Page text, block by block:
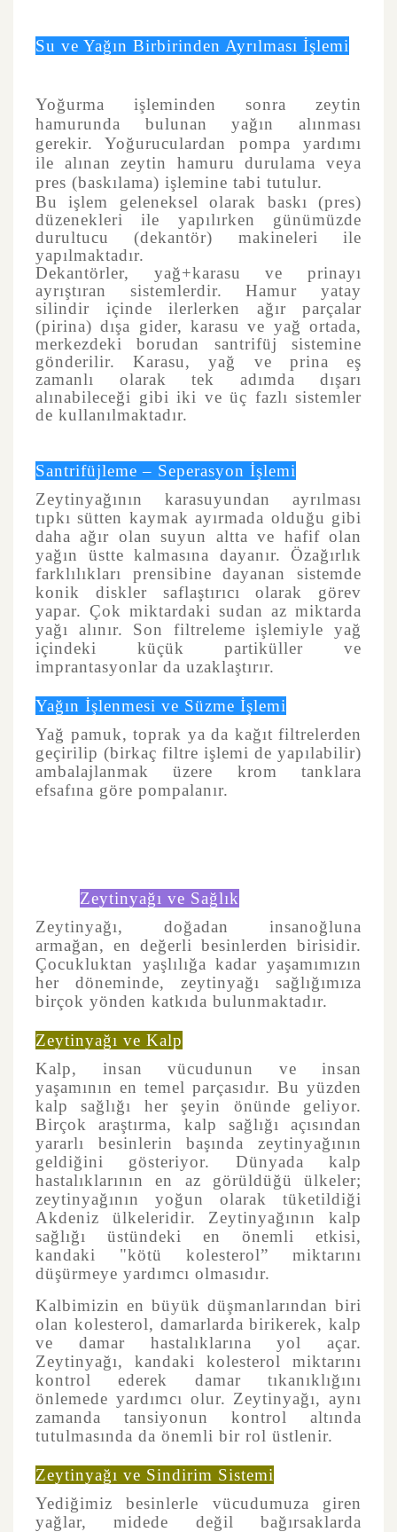
Su ve Yağın Birbirinden Ayrılması İşlemi
Yoğurma işleminden sonra zeytin
hamurunda bulunan yağın alınması
gerekir. Yoğuruculardan pompa yardımı
ile alınan zeytin hamuru durulama veya
pres (baskılama) işlemine tabi tutulur.
Bu işlem geleneksel olarak baskı (pres)
düzenekleri ile yapılırken günümüzde
durultucu (dekantör) makineleri ile
yapılmaktadır.
Dekantörler, yağ+karasu ve prinayı
ayrıştıran sistemlerdir. Hamur yatay
silindir içinde ilerlerken ağır parçalar
(pirina) dışa gider, karasu ve yağ ortada,
merkezdeki borudan santrifüj sistemine
gönderilir. Karasu, yağ ve prina eş
zamanlı olarak tek adımda dışarı
alınabileceği gibi iki ve üç fazlı sistemler
de kullanılmaktadır.
Santrifüjleme – Seperasyon İşlemi
Zeytinyağının karasuyundan ayrılması
tıpkı sütten kaymak ayırmada olduğu gibi
daha ağır olan suyun altta ve hafif olan
yağın üstte kalmasına dayanır. Özağırlık
farklılıkları prensibine dayanan sistemde
konik diskler saflaştırıcı olarak görev
yapar. Çok miktardaki sudan az miktarda
yağı alınır. Son filtreleme işlemiyle yağ
içindeki küçük partiküller ve
imprantasyonlar da uzaklaştırır.
Yağın İşlenmesi ve Süzme İşlemi
Yağ pamuk, toprak ya da kağıt filtrelerden
geçirilip (birkaç filtre işlemi de yapılabilir)
ambalajlanmak üzere krom tanklara
efsafına göre pompalanır.
Zeytinyağı ve Sağlık
Zeytinyağı, doğadan insanoğluna
armağan, en değerli besinlerden birisidir.
Çocukluktan yaşlılığa kadar yaşamımızın
her döneminde, zeytinyağı sağlığımıza
birçok yönden katkıda bulunmaktadır.
Zeytinyağı ve Kalp
Kalp, insan vücudunun ve insan
yaşamının en temel parçasıdır. Bu yüzden
kalp sağlığı her şeyin önünde geliyor.
Birçok araştırma, kalp sağlığı açısından
yararlı besinlerin başında zeytinyağının
geldiğini gösteriyor. Dünyada kalp
hastalıklarının en az görüldüğü ülkeler;
zeytinyağının yoğun olarak tüketildiği
Akdeniz ülkeleridir. Zeytinyağının kalp
sağlığı üstündeki en önemli etkisi,
kandaki "kötü kolesterol” miktarını
düşürmeye yardımcı olmasıdır.
Kalbimizin en büyük düşmanlarından biri
olan kolesterol, damarlarda birikerek, kalp
ve damar hastalıklarına yol açar.
Zeytinyağı, kandaki kolesterol miktarını
kontrol ederek damar tıkanıklığını
önlemede yardımcı olur. Zeytinyağı, aynı
zamanda tansiyonun kontrol altında
tutulmasında da önemli bir rol üstlenir.
Zeytinyağı ve Sindirim Sistemi
Yediğimiz besinlerle vücudumuza giren
yağlar, midede değil bağırsaklarda